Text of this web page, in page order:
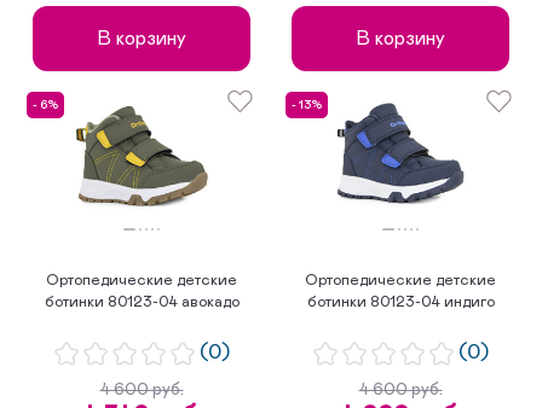
В корзину В корзину
- 6%
Ортопедические детские
ботинки 80123-04 авокадо
(0)
4 600 руб.
- 13%
Ортопедические детские
ботинки 80123-04 индиго
(0)
4 600 руб.